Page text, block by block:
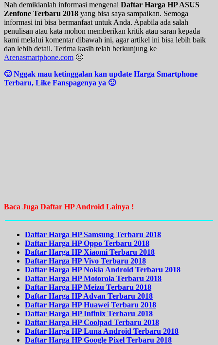
Nah demikianlah informasi mengenai Daftar Harga HP ASUS
Zenfone Terbaru 2018 yang bisa saya sampaikan. Semoga
informasi ini bisa bermanfaat untuk Anda. Apabila ada salah
penulisan atau kata mohon memberikan kritik atau saran kepada
kami melalui komentar dibawah ini, agar artikel ini bisa lebih baik
dan lebih detail. Terima kasih telah berkunjung ke
Arenasmartphone.com 🙂
🙂 Nggak mau ketinggalan kan update Harga Smartphone
Terbaru, Like Fanspagenya ya 🙂
Baca Juga Daftar HP Android Lainya !
Daftar Harga HP Samsung Terbaru 2018
Daftar Harga HP Oppo Terbaru 2018
Daftar Harga HP Xiaomi Terbaru 2018
Daftar Harga HP Vivo Terbaru 2018
Daftar Harga HP Nokia Android Terbaru 2018
Daftar Harga HP Motorola Terbaru 2018
Daftar Harga HP Meizu Terbaru 2018
Daftar Harga HP Advan Terbaru 2018
Daftar Harga HP Huawei Terbaru 2018
Daftar Harga HP Infinix Terbaru 2018
Daftar Harga HP Coolpad Terbaru 2018
Daftar Harga HP Luna Android Terbaru 2018
Daftar Harga HP Google Pixel Terbaru 2018